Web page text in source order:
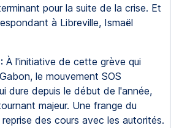
pour la suite de la crise. Et
à Libreville, Ismaël
À l'initiative de cette grève qui
le mouvement SOS
dure depuis le début de l'année,
majeur. Une frange du
des cours avec les autorités.